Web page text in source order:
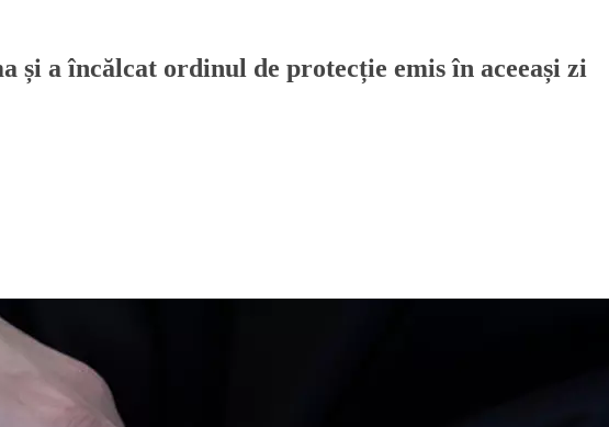
și a încălcat ordinul de protecție emis în aceeași zi